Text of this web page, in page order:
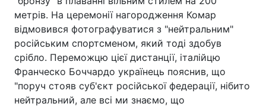
метрів. На церемонії нагородження Комар
відмовився фотографуватися з "нейтральним"
російським спортсменом, який тоді здобув
срібло. Переможцю цієї дистанції, італійцю
Франческо Боччардо українець пояснив, що
"поруч стояв суб'єкт російської федерації, нібито
нейтральний, але всі ми знаємо, що